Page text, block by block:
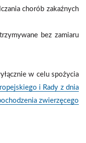
chorób zakaźnych
bez zamiaru
w celu spożycia
i Rady z dnia
zwierzęcego